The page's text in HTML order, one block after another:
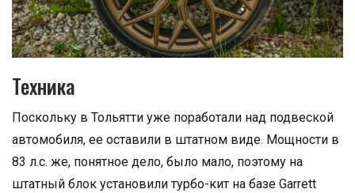
Техника
Поскольку в Тольятти уже поработали над подвеской
автомобиля, ее оставили в штатном виде. Мощности в
83 л.с. же, понятное дело, было мало, поэтому на
штатный блок установили турбо-кит на базе Garrett